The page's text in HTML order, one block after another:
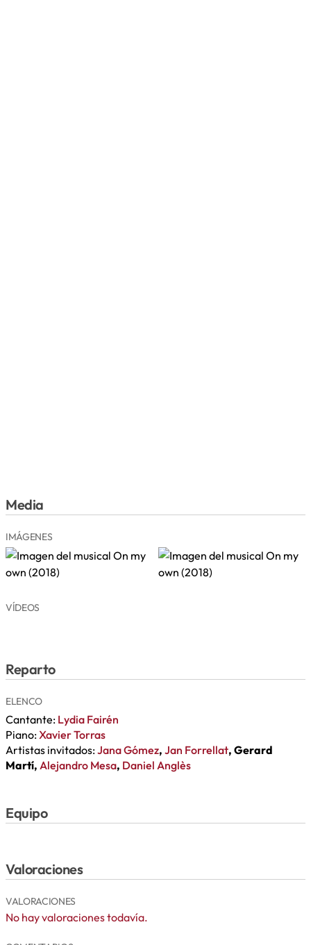
Media
IMÁGENES
VÍDEOS
Reparto
ELENCO
Cantante: Lydia Fairén
Piano:Xavier Torras
Artistas invitados:Jana Gómez, Jan Forrellat, Gerard
Martí, Alejandro Mesa, Daniel Anglès
Equipo
Valoraciones
VALORACIONES
No hay valoraciones todavía.